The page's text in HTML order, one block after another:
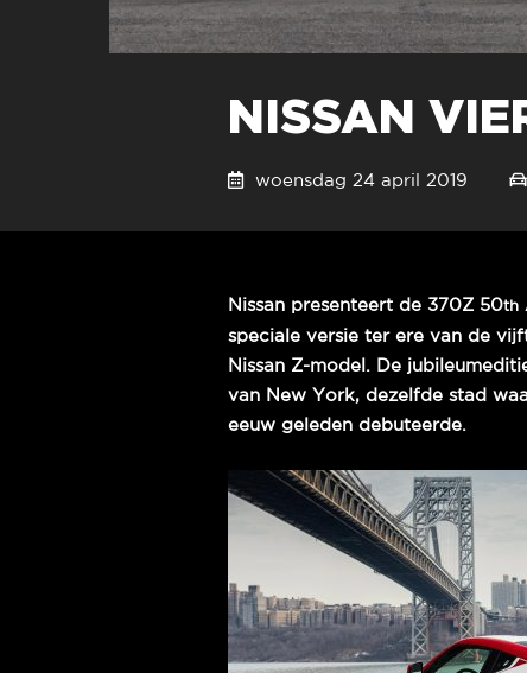
NISSAN
woensdag 24 april 2019
Nissan presenteert de 370Z 50th
speciale versie ter ere van de
Nissan Z-model. De
van New York, dezelfde stad
eeuw geleden debuteerde.